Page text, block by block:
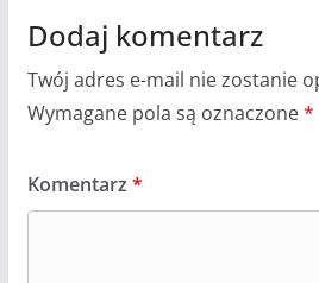
Dodaj komentarz
Twój adres e-mail nie zostanie
Wymagane pola są oznaczone*
Komentarz *